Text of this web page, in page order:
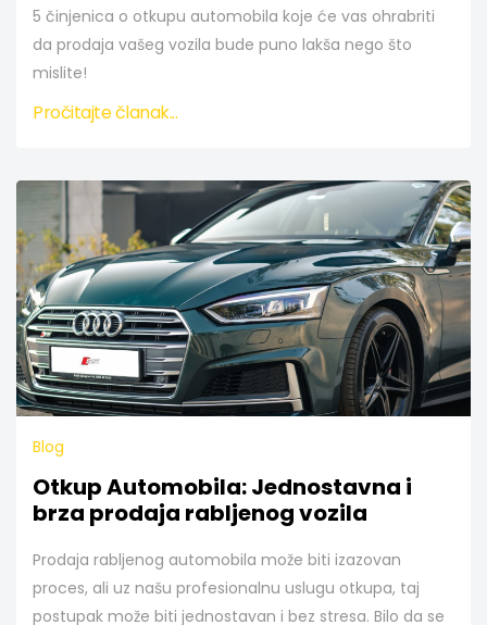
5 činjenica o otkupu automobila koje će vas ohrabriti
da prodaja vašeg vozila bude puno lakša nego što
mislite!
Pročitajte članak...
Blog
Otkup Automobila: Jednostavna i
brza prodaja rabljenog vozila
Prodaja rabljenog automobila može biti izazovan
proces, ali uz našu profesionalnu uslugu otkupa, taj
postupak može biti jednostavan i bez stresa. Bilo da se